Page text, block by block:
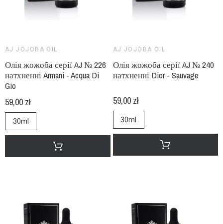
AJ JOJOBA OIL
Олія жожоба серії AJ № 226
натхненні Armani - Acqua Di
Gio
59,00 zł
30ml
AJ JOJOBA OIL
Олія жожоба серії AJ № 240
натхненні Dior - Sauvage
59,00 zł
30ml